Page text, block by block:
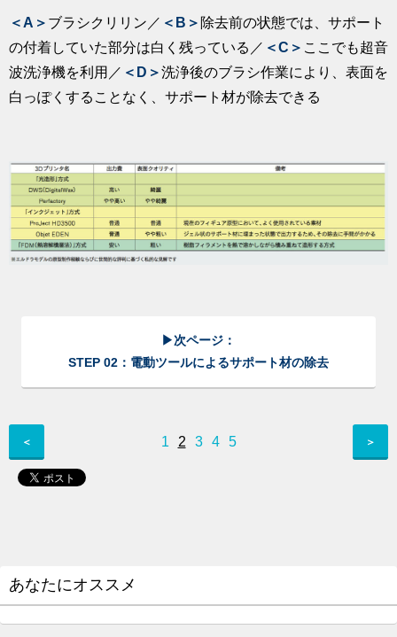
＜A＞ ブラシクリリン／ ＜B＞ 除去前の状態では、サポート
の付着していた部分は白く残っている／ ＜C＞ ここでも超音
波洗浄機を利用／ ＜D＞洗浄後のブラシ作業により、表面を
白っぽくすることなく、サポート材が除去できる
▶次ページ：
STEP 02：電動ツールによるサポート材の除去
＜ 1 2 3 4 5 ＞
あなたにオススメ